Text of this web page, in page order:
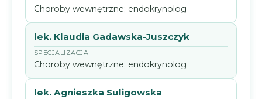
Choroby wewnętrzne; endokrynolog
lek. Klaudia Gadawska-Juszczyk
Choroby wewnętrzne; endokrynolog
lek. Agnieszka Suligowska